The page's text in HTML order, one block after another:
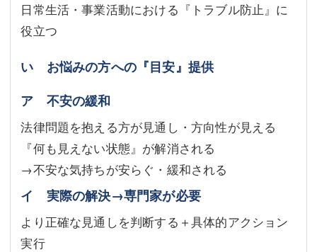
日常生活・事業活動における『トラブル防止』に
役立つ
い お悩みの方への『目安』提供
ア 不安の緩和
法律問題を抱える方が見通し・方向性が見える
『何も見えない状態』が解消される
→不安な気持ちが安らぐ・緩和される
イ 実際の解決→専門家が必要
より正確な見通しを判断する＋具体的アクション
実行